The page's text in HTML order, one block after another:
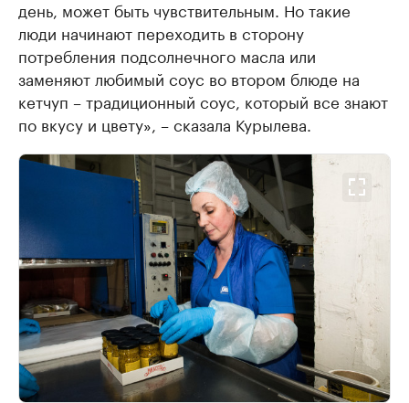
день, может быть чувствительным. Но такие
люди начинают переходить в сторону
потребления подсолнечного масла или
заменяют любимый соус во втором блюде на
кетчуп – традиционный соус, который все знают
по вкусу и цвету», – сказала Курылева.